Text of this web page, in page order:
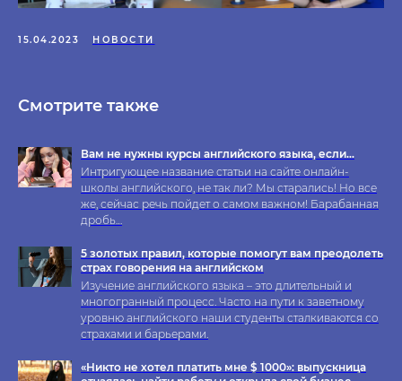
15.04.2023 НОВОСТИ
Смотрите также
Вам не нужны курсы английского языка, если…
Интригующее название статьи на сайте онлайн-
школы английского, не так ли? Мы старались! Но все
же, сейчас речь пойдет о самом важном! Барабанная
дробь…
5 золотых правил, которые помогут вам преодолеть
страх говорения на английском
Изучение английского языка – это длительный и
многогранный процесс. Часто на пути к заветному
уровню английского наши студенты сталкиваются со
страхами и барьерами.
«Никто не хотел платить мне $ 1000»: выпускница